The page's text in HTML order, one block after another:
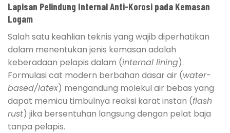
Lapisan Pelindung Internal Anti-Korosi pada Kemasan
Logam
Salah satu keahlian teknis yang wajib diperhatikan
dalam menentukan jenis kemasan adalah
keberadaan pelapis dalam (internal lining).
Formulasi cat modern berbahan dasar air (water-
based/latex) mengandung molekul air bebas yang
dapat memicu timbulnya reaksi karat instan (flash
rust) jika bersentuhan langsung dengan pelat baja
tanpa pelapis.